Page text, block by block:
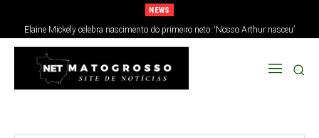
NEWS
Elaine Mickely celebra nascimento do primeiro neto: ‘Nosso Arthur nasceu’